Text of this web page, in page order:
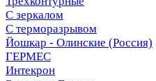
С зеркалом
С терморазрывом
Йошкар - Олинские (Россия)
ГЕРМЕС
Интекрон